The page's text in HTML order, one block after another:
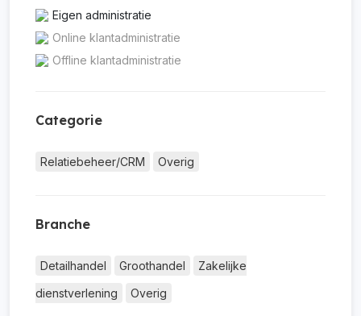
Eigen administratie
Online klantadministratie
Offline klantadministratie
Categorie
Relatiebeheer/CRM Overig
Branche
Detailhandel Groothandel
Zakelijke
dienstverlening
Overig